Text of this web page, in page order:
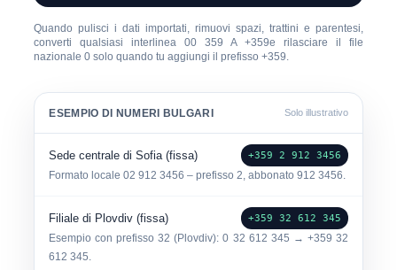
Quando pulisci i dati importati, rimuovi spazi, trattini e parentesi,
converti qualsiasi interlinea00 359 A +359e rilasciare il file
nazionale 0 solo quando tu aggiungi il prefisso +359.
ESEMPIO DI NUMERI BULGARI Solo illustrativo
Sede centrale di Sofia (fissa) +359 2 912 3456
Formato locale02 912 3456 – prefisso 2, abbonato 912 3456.
Filiale di Plovdiv (fissa) +359 32 612 345
Esempio con prefisso32 (Plovdiv): 0 32 612 345 → +359 32
612 345.